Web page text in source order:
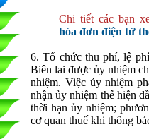
Chi tiết các bạn
hóa đơn điện tử
6. Tổ chức thu phí, lệ
Biên lai được ủy nhiệm
nhiệm. Việc ủy nhiệm
nhận ủy nhiệm thể hiện
thời hạn ủy nhiệm;
cơ quan thuế khi thông